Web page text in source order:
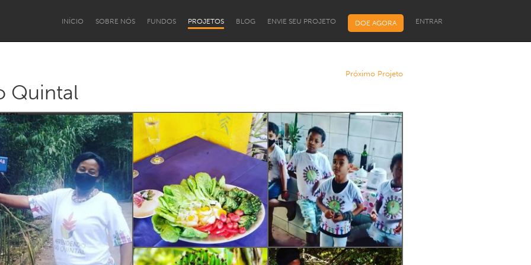
INÍCIO SOBRE NÓS FUNDOS PROJETOS BLOG ENVIE SEU PROJETO DOE AGORA ENTRAR
Institucional PCD e Terceira Idade Pessoas Migrantes
Programa de Bolsas para
Líderes Comunitários
Próximo Projeto
Quintal